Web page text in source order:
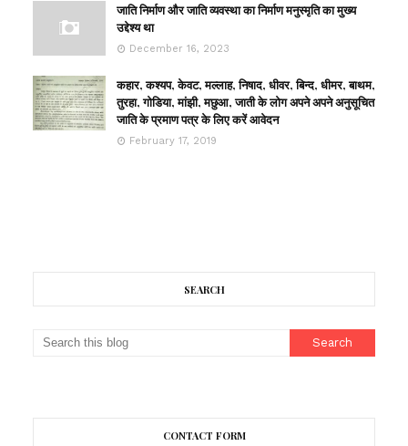
जाति निर्माण और जाति व्यवस्था का निर्माण मनुस्मृति का मुख्य
उद्देश्य था
December 16, 2023
कहार, कश्यप, केवट, मल्लाह, निषाद, धीवर, बिन्द, धीमर, बाथम,
तुरहा, गोडिया, मांझी, मछुआ, जाती के लोग अपने अपने अनुसूचित
जाति के प्रमाण पत्र के लिए करें आवेदन
February 17, 2019
SEARCH
CONTACT FORM